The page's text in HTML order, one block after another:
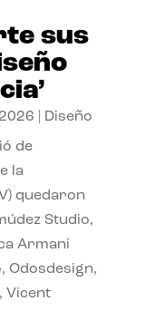
sus
Diseño
de
la
quedaron
Studio,
Armani
Odosdesign,
Vicent